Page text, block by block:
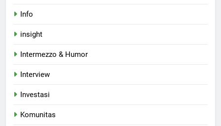
Info
insight
Intermezzo & Humor
Interview
Investasi
Komunitas